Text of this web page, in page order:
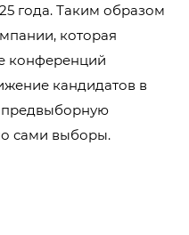
года. Таким образом
которая
конференций
кандидатов в
предвыборную
сами выборы.